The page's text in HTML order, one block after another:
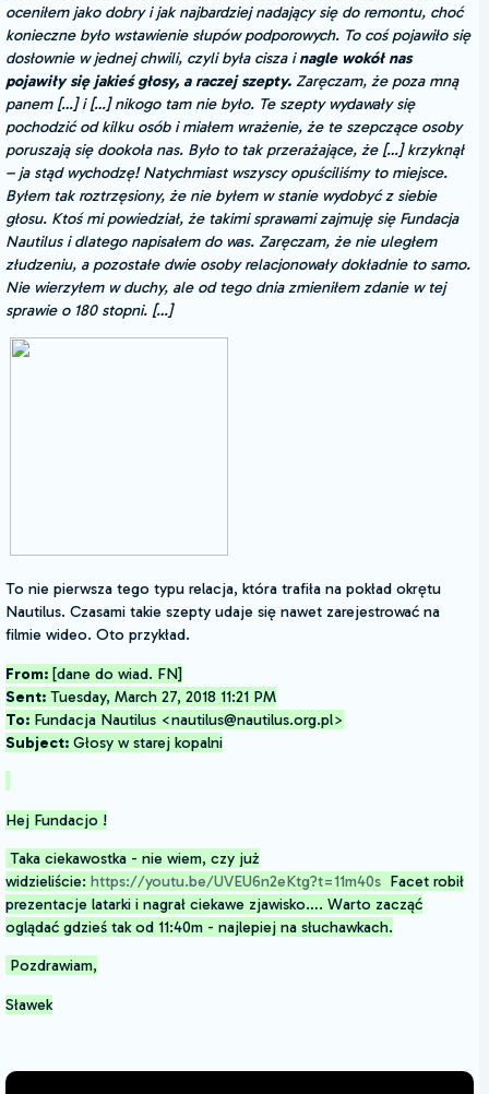
oceniłem jako dobry i jak najbardziej nadający się do remontu, choć
konieczne było wstawienie słupów podporowych. To coś pojawiło się
dosłownie w jednej chwili, czyli była cisza inagle wokół nas
pojawiły się jakieś głosy, a raczej szepty. Zaręczam, że poza mną
panem […] i […] nikogo tam nie było. Te szepty wydawały się
pochodzić od kilku osób i miałem wrażenie, że te szepczące osoby
poruszają się dookoła nas. Było to tak przerażające, że […] krzyknął
– ja stąd wychodzę! Natychmiast wszyscy opuściliśmy to miejsce.
Byłem tak roztrzęsiony, że nie byłem w stanie wydobyć z siebie
głosu. Ktoś mi powiedział, że takimi sprawami zajmuję się Fundacja
Nautilus i dlatego napisałem do was. Zaręczam, że nie uległem
złudzeniu, a pozostałe dwie osoby relacjonowały dokładnie to samo.
Nie wierzyłem w duchy, ale od tego dnia zmieniłem zdanie w tej
sprawie o 180 stopni. […]
To nie pierwsza tego typu relacja, która trafiła na pokład okrętu
Nautilus. Czasami takie szepty udaje się nawet zarejestrować na
filmie wideo. Oto przykład.
From: [dane do wiad. FN]
Sent: Tuesday, March 27, 2018 11:21 PM
To: Fundacja Nautilus <nautilus@nautilus.org.pl>
Subject: Głosy w starej kopalni
Hej Fundacjo !
Taka ciekawostka - nie wiem, czy już
widzieliście: https://youtu.be/UVEU6n2eKtg?t=11m40s Facet robił
prezentacje latarki i nagrał ciekawe zjawisko…. Warto zacząć
oglądać gdzieś tak od 11:40m - najlepiej na słuchawkach.
Pozdrawiam,
Sławek